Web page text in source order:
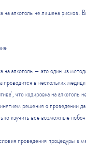
на алкоголь не лишена
на алкоголь – это один из
проводится в нескольких
что кодировка на
решения о проведении
изучить все возможные
проведения процедуры в